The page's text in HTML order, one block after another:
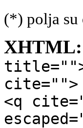
(*) polja su
XHTML:
title="">
cite="">
<q